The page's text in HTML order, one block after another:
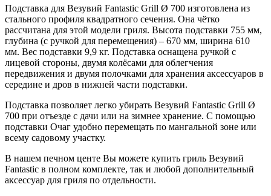
Подставка для Везувий Fantastic Grill Ø 700 изготовлена из
стального профиля квадратного сечения. Она чётко
рассчитана для этой модели гриля. Высота подставки 755 мм,
глубина (с ручкой для перемещения) – 670 мм, ширина 610
мм. Вес подставки 9,9 кг. Подставка оснащена ручкой с
лицевой стороны, двумя колёсами для облегчения
передвижения и двумя полочками для хранения аксессуаров в
середине и дров в нижней части подставки.
Подставка позволяет легко убирать Везувий Fantastic Grill Ø
700 при отъезде с дачи или на зимнее хранение. С помощью
подставки Очаг удобно перемещать по мангальной зоне или
всему садовому участку.
В нашем печном центе Вы можете купить гриль Везувий
Fantastic в полном комплекте, так и любой дополнительный
аксессуар для гриля по отдельности.